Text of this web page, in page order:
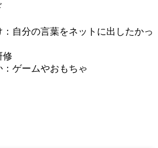
自分の言葉をネットに出したかっ
修
ゲームやおもちゃ